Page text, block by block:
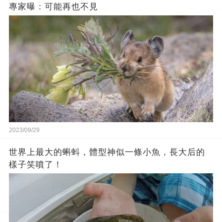
專家曝：可能再也不見
2023/09/29
世界上最大的蝌蚪，體型神似一條小魚，長大后的
樣子笑噴了！